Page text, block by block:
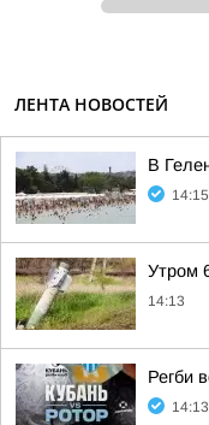
ЛЕНТА НОВОСТЕЙ
В
14:15
Утром
14:13
Регби
14:13